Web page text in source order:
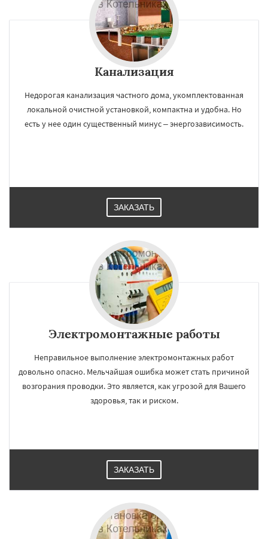
Канализация
Недорогая канализация частного дома, укомплектованная
локальной очистной установкой, компактна и удобна. Но
есть у нее один существенный минус – энергозависимость.
ЗАКАЗАТЬ
Электромонтажные работы
Неправильное выполнение электромонтажных работ
довольно опасно. Мельчайшая ошибка может стать причиной
возгорания проводки. Это является, как угрозой для Вашего
здоровья, так и риском.
ЗАКАЗАТЬ